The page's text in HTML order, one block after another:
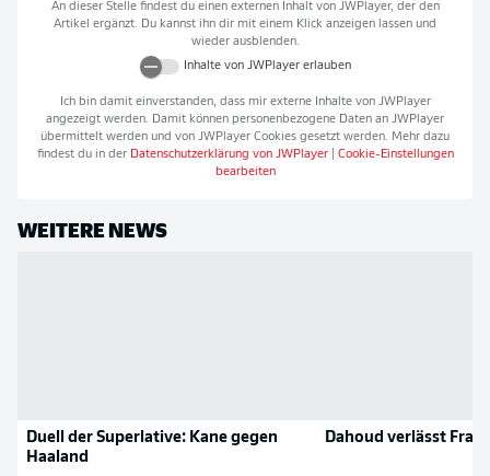
An dieser Stelle findest du einen externen Inhalt von JWPlayer, der den
Artikel ergänzt. Du kannst ihn dir mit einem Klick anzeigen lassen und
wieder ausblenden.
Inhalte von JWPlayererlauben
Ich bin damit einverstanden, dass mir externe Inhalte von JWPlayer
angezeigt werden. Damit können personenbezogene Daten an JWPlayer
übermittelt werden und von JWPlayer Cookies gesetzt werden. Mehr dazu
findest du in der Datenschutzerklärung von JWPlayer| Cookie-Einstellungen
bearbeiten
WEITERE NEWS
Duell der Superlative: Kane gegen
Haaland
Dahoud verlässt